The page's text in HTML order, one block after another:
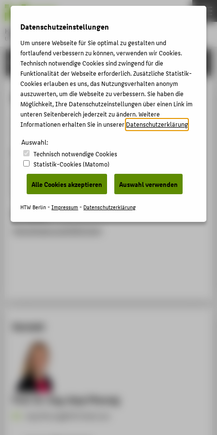
Hochschule für Technik und Wirtschaft Berlin
University of Applied Sciences
Menu
FORSCHUNG
E-Learning and Blended Learning
Veranstaltungsbeitrag › Moderation / Session Chair ›
Veranstaltung
ICEEL 2020 The 4th International Conference on
Education and E-Learning
Tsuru, Japan virtual, 05.11.2020 - 07.11.2020
Kontakt
Prof. Dr.-Ing. Anja Pfennig
THEMEN
HOCHSCHULE
CAMPUS
STUDIUM
LEHRE
KARRIERE
INTERNATIONAL
INFORMATIONEN FÜR
STUDIENINTERESSIERTE
Datenschutzeinstellungen
Um unsere Webseite für Sie optimal zu gestalten und
fortlaufend verbessern zu können, verwenden wir Cookies.
Technisch notwendige Cookies sind zwingend für die
Funktionalität der Webseite erforderlich. Zusätzliche Statistik-
Cookies erlauben es uns, das Nutzungsverhalten anonym
auszuwerten, um die Webseite zu verbessern. Sie haben die
Möglichkeit, Ihre Datenschutzeinstellungen über einen Link im
unteren Seitenbereich jederzeit zu ändern. Weitere
Informationen erhalten Sie in unsererDatenschutzerklärung
Auswahl:
Technisch notwendige Cookies
Statistik-Cookies (Matomo)
Alle Cookies akzeptieren Auswahl verwenden
HTW Berlin -Impressum- Datenschutzerklärung